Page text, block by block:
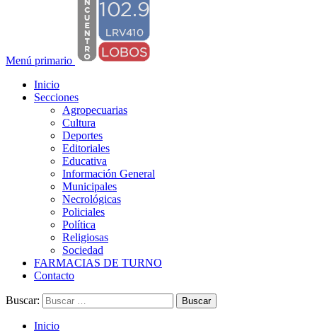
Menú primario
Inicio
Secciones
Agropecuarias
Cultura
Deportes
Editoriales
Educativa
Información General
Municipales
Necrológicas
Policiales
Política
Religiosas
Sociedad
FARMACIAS DE TURNO
Contacto
Buscar:
Inicio